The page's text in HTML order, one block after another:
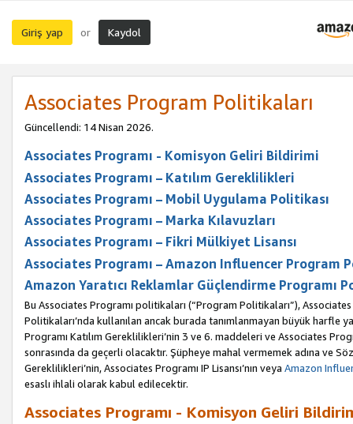
Giriş yap or Kaydol
Associates Program Politikaları
Güncellendi: 14 Nisan 2026.
Associates Programı - Komisyon Geliri Bildirimi
Associates Programı – Katılım Gereklilikleri
Associates Programı – Mobil Uygulama Politikası
Associates Programı – Marka Kılavuzları
Associates Programı – Fikri Mülkiyet Lisansı
Associates Programı – Amazon Influencer Program
Amazon Yaratıcı Reklamlar Güçlendirme Programı
Bu Associates Programı politikaları (“Program Politikaları”),
Politikaları’nda kullanılan ancak burada tanımlanmayan büyük harfle
Programı Katılım Gereklilikleri’nin 3 ve 6. maddeleri ve Associates
sonrasında da geçerli olacaktır. Şüpheye mahal vermemek adına ve
Gereklilikleri’nin, Associates Programı IP Lisansı’nın veya Amazon
esaslı ihlali olarak kabul edilecektir.
Associates Programı - Komisyon Geliri